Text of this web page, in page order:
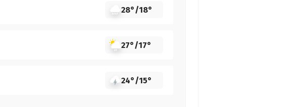
28°/18°
27°/17°
24°/15°